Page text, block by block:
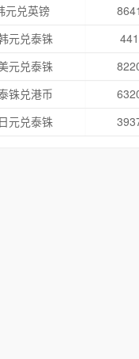
元兑英镑
元兑泰铢
元兑泰铢
铢兑港币
元兑泰铢